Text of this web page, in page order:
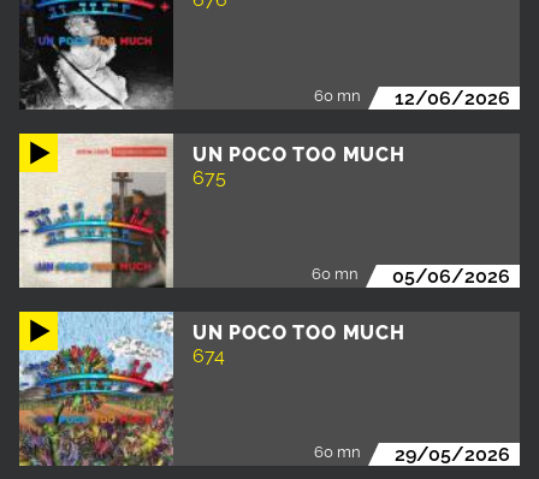
60 mn 12/06/2026
UN POCO TOO MUCH
675
60 mn 05/06/2026
UN POCO TOO MUCH
674
60 mn 29/05/2026